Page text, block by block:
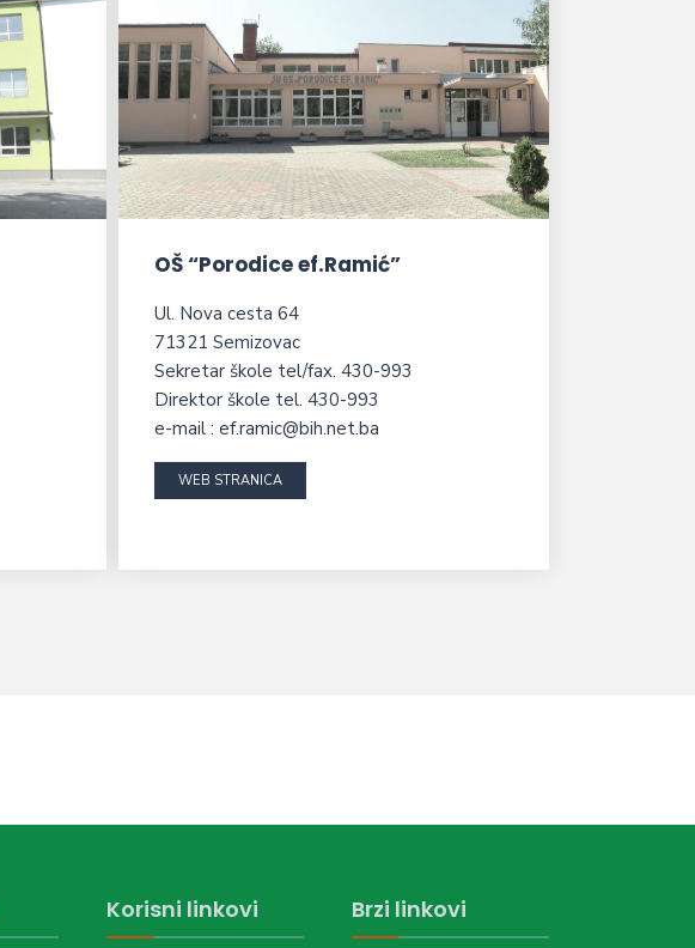
OŠ “Porodice ef.Ramić”
Ul. Nova cesta 64
71321 Semizovac
Sekretar škole tel/fax. 430-993
Direktor škole tel. 430-993
e-mail : ef.ramic@bih.net.ba
WEB STRANICA
Korisni linkovi Brzi linkovi